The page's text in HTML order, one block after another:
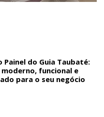
Painel do Guia Taubaté:
moderno, funcional e
para o seu negócio